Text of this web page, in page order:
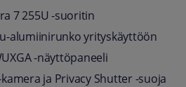
7 255U -suoritin
alumiinirunko yrityskäyttöön
-näyttöpaneeli
kamera ja Privacy Shutter -suoja